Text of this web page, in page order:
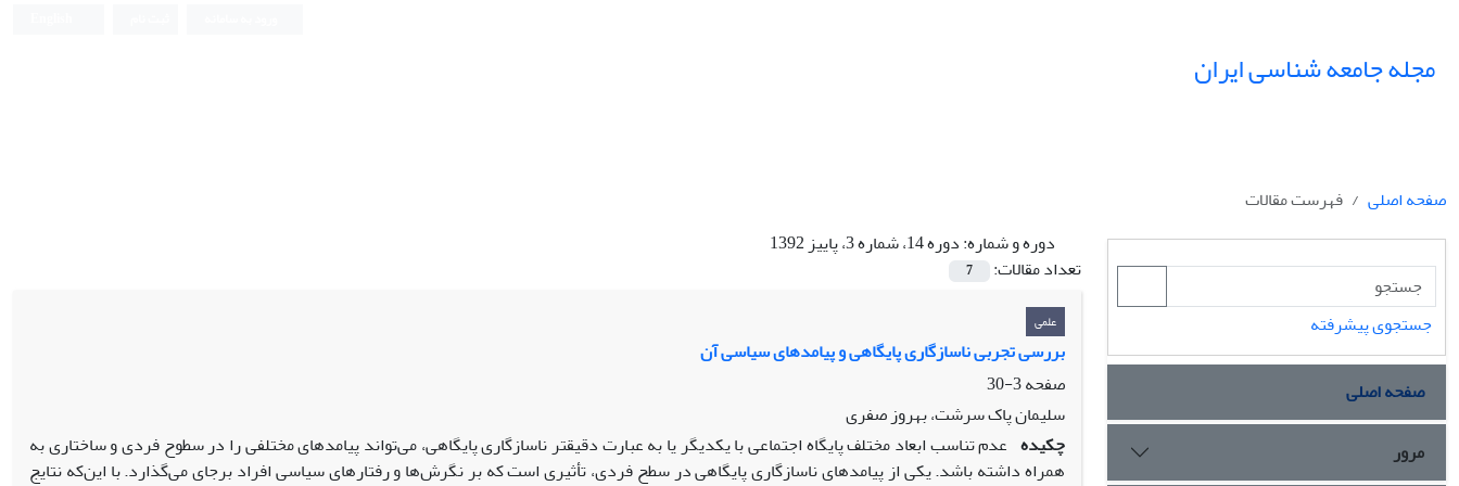
مجله جامعه شناسی ایران
صفحه اصلی
فهرست مقالات
دوره و شماره:دوره 14، شماره 3، پاییز 1392
تعداد مقالات:
7
علمی
بررسی تجربی ناسازگاری پایگاهی و پیامدهای سیاسی آن
صفحه3-30
سلیمان پاک‏ سرشت، بهروز صفری
چکیده عدم تناسب ابعاد مختلف پایگاه اجتماعی با یکدیگر یا به عبارت دقیق‏تر ناسازگاری پایگاهی، می‌تواند پیامدهای مختلفی را در سطوح فردی و ساختاری به
همراه داشته باشد. یکی از پیامدهای ناسازگاری پایگاهی در سطح فردی، تأثیری است که بر نگرش‌ها و رفتارهای سیاسی افراد برجای می‌گذارد. با این‌که نتایج
جستجوی پیشرفته
صفحه اصلی
مرور